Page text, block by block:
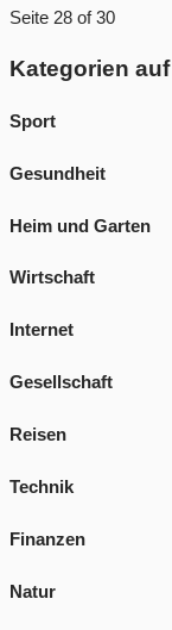
Seite 28 of 30
Kategorien
Sport
Gesundheit
Heim und Garten
Wirtschaft
Internet
Gesellschaft
Reisen
Technik
Finanzen
Natur